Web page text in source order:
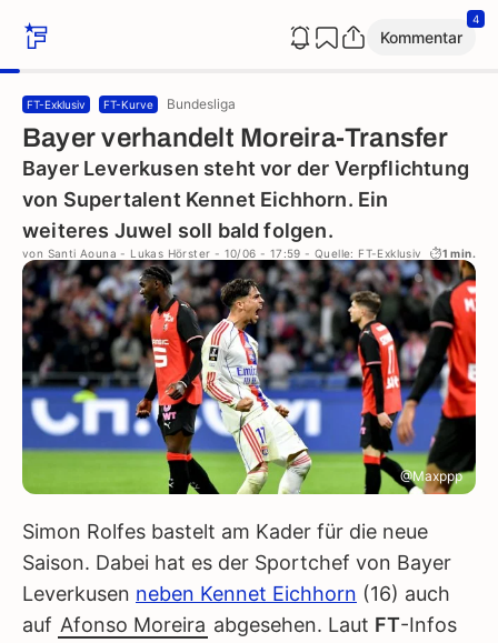
Kommentar
4
FT-Exklusiv FT-Kurve Bundesliga
Bayer verhandelt Moreira-Transfer
Bayer Leverkusen steht vor der Verpflichtung
von Supertalent Kennet Eichhorn. Ein
weiteres Juwel soll bald folgen.
von Santi Aouna - Lukas Hörster - 10/06 - 17:59 - Quelle: FT-Exklusiv 1 min.
@Maxppp
Simon Rolfes bastelt am Kader für die neue
Saison. Dabei hat es der Sportchef von Bayer
Leverkusen neben Kennet Eichhorn (16) auch
auf Afonso Moreira abgesehen. Laut FT-Infos